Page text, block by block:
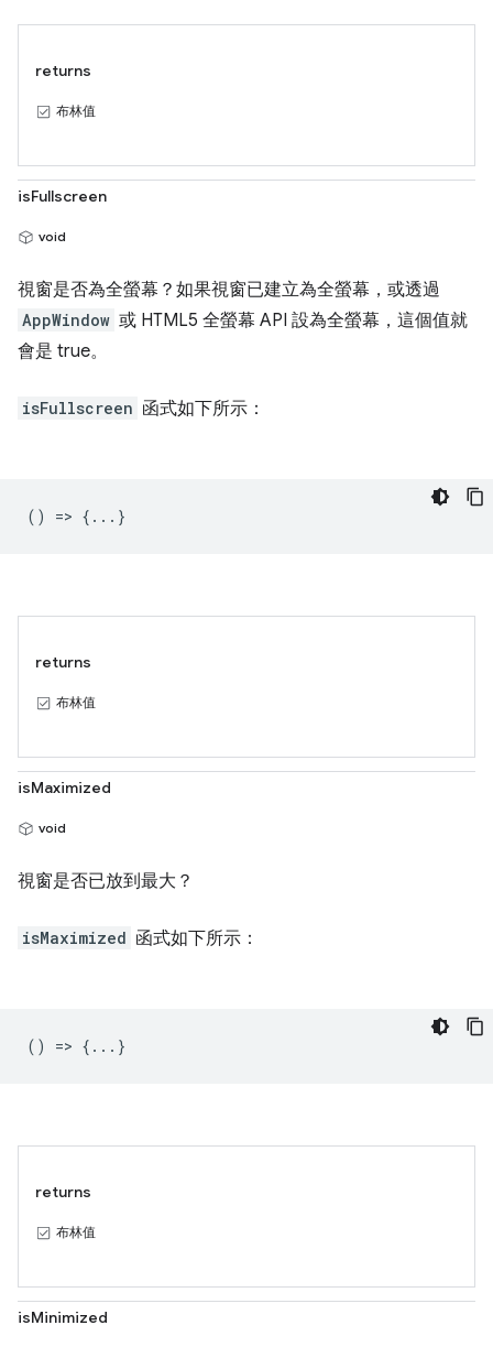
returns
布林值
isFullscreen
void
視窗是否為全螢幕？如果視窗已建立為全螢幕，或透過
AppWindow 或 HTML5 全螢幕 API 設為全螢幕，這個值就
會是 true。
isFullscreen 函式如下所示：
() => {...}
returns
布林值
isMaximized
void
視窗是否已放到最大？
isMaximized 函式如下所示：
() => {...}
returns
布林值
isMinimized